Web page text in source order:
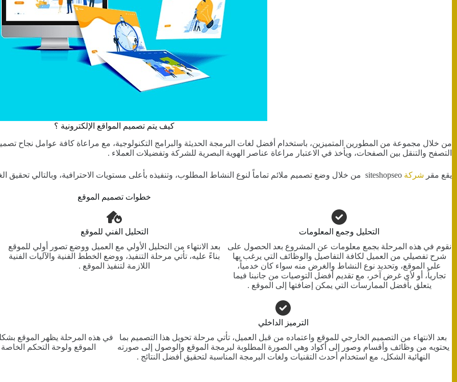
كيف يتم تصميم المواقع الإلكترونية ؟
من خلال مجموعة من المطورين المتميزين، باستخدام أفضل لغات البرمجة الحديثة والبرامج التكنولوجية، مع مراعاة كافة عوامل
التصفح والتنقل بين الصفحات، ويأخذ في الاعتبار مراعاة عناصر الهوية البصرية للشركة وتفضيلات العملاء .
يقع مقر شركة siteshopseo من خلال وضع تصميم ملائم تماماً لنوع النشاط المطلوب، وتنفيذه بأعلى مستويات الاحترافية، وبالتالي تحقيق الغرض منه وتحقيق النجاح والانتشار المنشود .
خطوات تصميم الموقع
التحليل وجمع المعلومات
نقوم في هذه المرحلة بجمع معلومات عن المشروع بعد الحصول على
شرح تفصيلي من العميل لكافة التفاصيل والوظائف التي يرغب بها
على الموقع، وتحديد نوع النشاط والغرض منه سواء كان خدمياً،
تجارياً، أو لأي غرض آخر، مع تقديم أفضل التوصيات من جانبنا فيما
يتعلق بأفضل الممارسات التي يمكن إضافتها إلى الموقع .
التحليل الفني للموقع
بعد الانتهاء من التحليل الأولي مع العميل ووضع تصور أولي للموقع
بناءً عليه، تأتي مرحلة التنفيذ، ووضع الخطط الفنية والآليات الفنية
اللازمة لتنفيذ الموقع .
الترميز الداخلي
بعد الانتهاء من التصميم الخارجي للموقع واعتماده من قبل العميل، تأتي مرحلة تحويل هذا التصميم بما
يحتويه من وظائف وأقسام وصور إلى أكواد وهي الصورة المطلوبة لبرمجة الموقع والوصول إلى صورته
النهائية الشكل، مع استخدام أحدث التقنيات ولغات البرمجة المناسبة لتحقيق أفضل النتائج .
في هذه المرحلة يظهر الموقع
الموقع ولوحة التحكم